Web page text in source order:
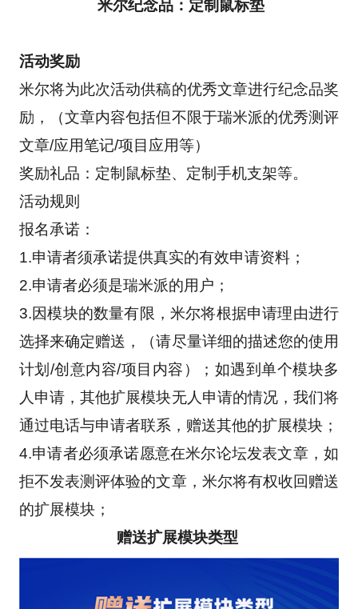
米尔纪念品：定制鼠标垫
活动奖励
米尔将为此次活动供稿的优秀文章进行纪念品奖
励，（文章内容包括但不限于瑞米派的优秀测评
文章/应用笔记/项目应用等）
奖励礼品：定制鼠标垫、定制手机支架等。
活动规则
报名承诺：
1.申请者须承诺提供真实的有效申请资料；
2.申请者必须是瑞米派的用户；
3.因模块的数量有限，米尔将根据申请理由进行
选择来确定赠送，（请尽量详细的描述您的使用
计划/创意内容/项目内容）；如遇到单个模块多
人申请，其他扩展模块无人申请的情况，我们将
通过电话与申请者联系，赠送其他的扩展模块；
4.申请者必须承诺愿意在米尔论坛发表文章，如
拒不发表测评体验的文章，米尔将有权收回赠送
的扩展模块；
赠送扩展模块类型